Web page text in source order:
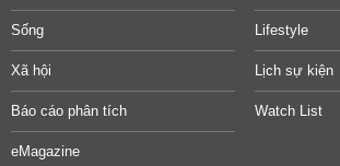
Sống Lifestyle
Xã hội Lịch sự kiện
Báo cáo phân tích Watch List
eMagazine